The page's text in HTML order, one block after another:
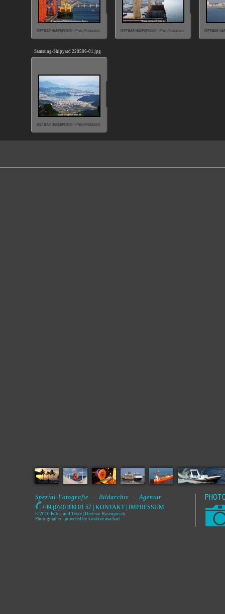
Samsung-Shipyard 220506-01.jpg
Spezial-Fotografie - Bildarchiv - Agentur
+49 (0)40 830 01 57 | KONTAKT| IMPRESSUM
© 2010 Fotos und Texte | Dietmar Hasenpusch
Photographer - powered by kreative machart